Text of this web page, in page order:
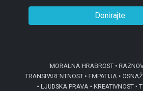
Donirajte
MORALNA HRABROST •
TRANSPARENTNOST • EMPATIJA •
• LJUDSKA PRAVA • KREATIVNOST •